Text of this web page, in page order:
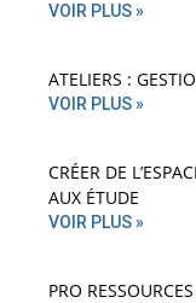
VOIR PLUS »
ATELIERS :
VOIR PLUS »
CRÉER DE
AUX ÉTUDE
VOIR PLUS »
PRO